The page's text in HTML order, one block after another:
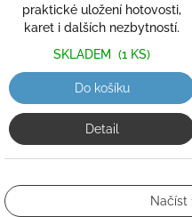
praktické uložení hotovosti,
karet i dalších nezbytností.
SKLADEM (1 KS)
Do košíku
Detail
Načíst